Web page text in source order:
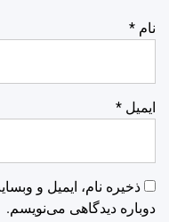
نام *
ایمیل *
ذخیره نام، ایمیل و
دوباره دیدگاهی می‌نویسم.